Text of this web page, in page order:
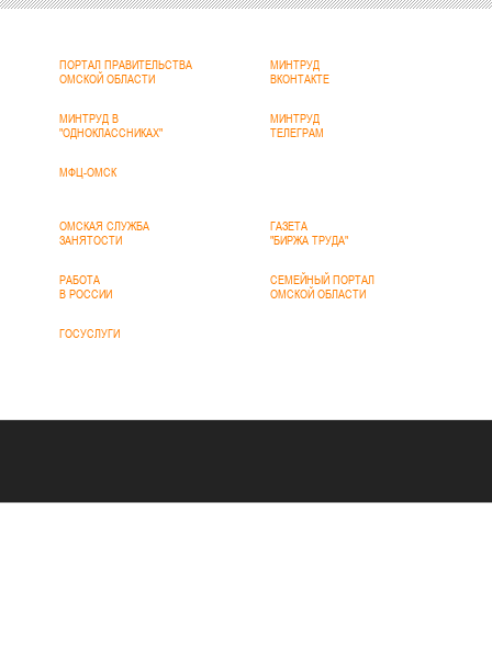
ПОРТАЛ ПРАВИТЕЛЬСТВА
ОМСКОЙ ОБЛАСТИ
МИНТРУД
ВКОНТАКТЕ
МИНТРУД В
"ОДНОКЛАССНИКАХ"
МИНТРУД
ТЕЛЕГРАМ
МФЦ-ОМСК
ОМСКАЯ СЛУЖБА
ЗАНЯТОСТИ
ГАЗЕТА
"БИРЖА ТРУДА"
РАБОТА
В РОССИИ
СЕМЕЙНЫЙ ПОРТАЛ
ОМСКОЙ ОБЛАСТИ
ГОСУСЛУГИ